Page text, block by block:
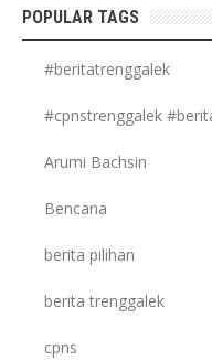
POPULAR TAGS
#beritatrenggalek
#cpnstrenggalek
Arumi Bachsin
Bencana
berita pilihan
berita trenggalek
cpns